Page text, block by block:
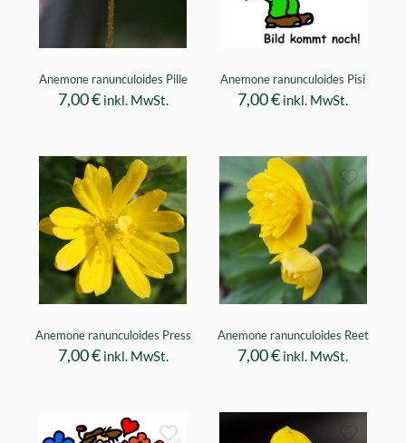
Anemone ranunculoides Pille
7,00€ inkl. MwSt.
Anemone ranunculoides Pisi
7,00€ inkl. MwSt.
Anemone ranunculoides Press
7,00€ inkl. MwSt.
Anemone ranunculoides Reet
7,00€ inkl. MwSt.